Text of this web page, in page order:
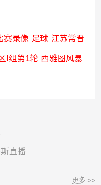
赛录像 足球 江苏常晋
I组第1轮 西雅图风暴
直播
更多 >>